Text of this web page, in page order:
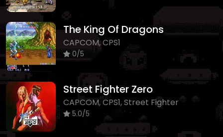
The King Of Dragons
CAPCOM, CPS1
0/5
Street Fighter Zero
CAPCOM, CPS1, Street Fighter
5.0/5